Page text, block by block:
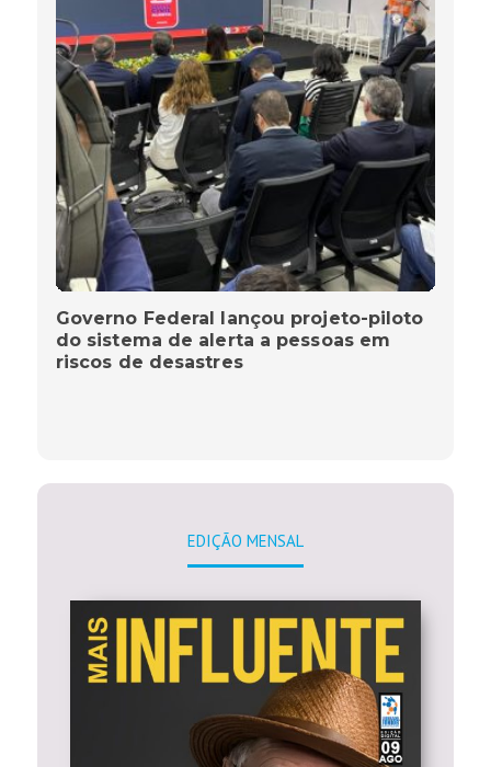
Governo Federal lançou projeto-piloto
do sistema de alerta a pessoas em
riscos de desastres
EDIÇÃO MENSAL